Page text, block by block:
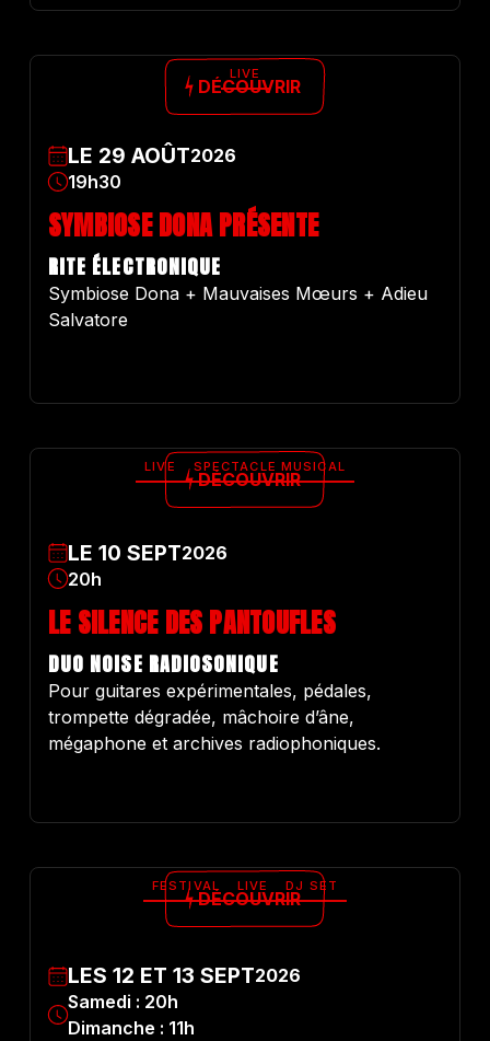
LIVE
LE 29 AOÛT2026
19h30
SYMBIOSE DONA PRÉSENTE
RITE ÉLECTRONIQUE
Symbiose Dona + Mauvaises Mœurs + Adieu
Salvatore
DÉCOUVRIR
LIVE SPECTACLE MUSICAL
LE10 SEPT2026
20h
LE SILENCE DES PANTOUFLES
DUO NOISE RADIOSONIQUE
Pour guitares expérimentales, pédales,
trompette dégradée, mâchoire d’âne,
mégaphone et archives radiophoniques.
DÉCOUVRIR
FESTIVAL LIVE DJ SET
LES12 ET13 SEPT2026
Samedi : 20h
Dimanche : 11h
DÉCOUVRIR